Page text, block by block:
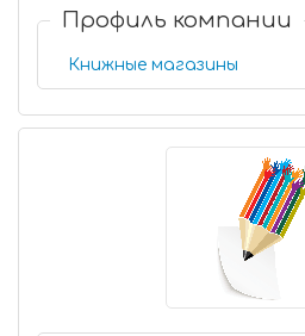
Профиль компании
Книжные магазины